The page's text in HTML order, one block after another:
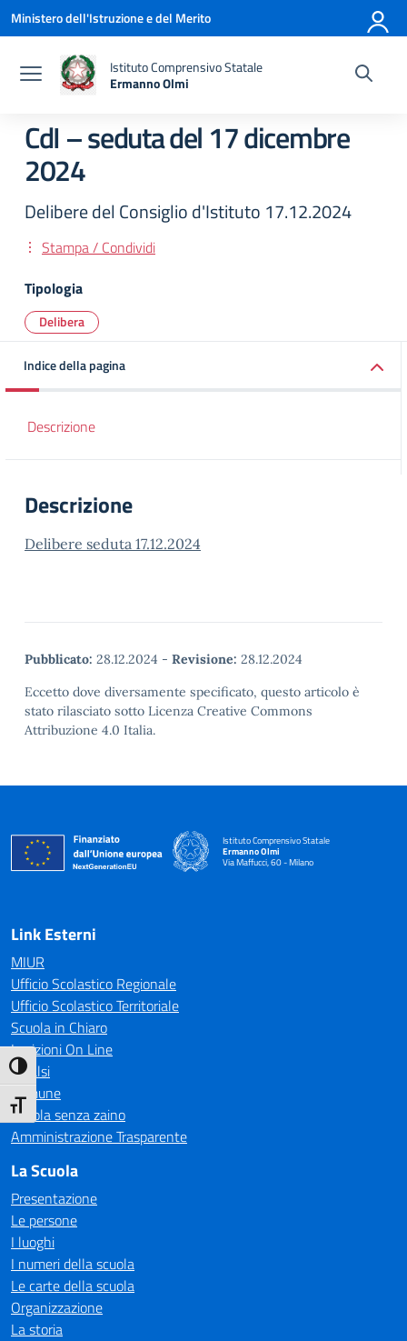
Attiva/disattiva alto contrasto
Attiva/disattiva dimensione testo
Vai ai contenuti
Vai al menu di navigazione
Vai al footer
Ministero dell'Istruzione e del Merito
Istituto Comprensivo Statale
Ermanno Olmi
CdI – seduta del 17 dicembre
2024
Delibere del Consiglio d'Istituto 17.12.2024
Stampa / Condividi
Tipologia
Delibera
Indice della pagina
Descrizione
Descrizione
Delibere seduta 17.12.2024
Pubblicato: 28.12.2024 - Revisione: 28.12.2024
Eccetto dove diversamente specificato, questo articolo è
stato rilasciato sotto Licenza Creative Commons
Attribuzione 4.0 Italia.
Istituto Comprensivo Statale
Ermanno Olmi
Via Maffucci, 60 - Milano
— Visita la pagina iniziale della scuola
Link Esterni
MIUR
Ufficio Scolastico Regionale
Ufficio Scolastico Territoriale
Scuola in Chiaro
Iscrizioni On Line
Invalsi
Comune
Scuola senza zaino
Amministrazione Trasparente
La Scuola
Presentazione
Le persone
I luoghi
I numeri della scuola
Le carte della scuola
Organizzazione
La storia